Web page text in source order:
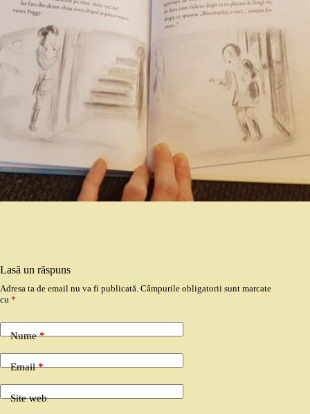
Lasă un răspuns
Adresa ta de email nu va fi publicată. Câmpurile obligatorii sunt marcate
cu *
Nume*
Email*
Site web